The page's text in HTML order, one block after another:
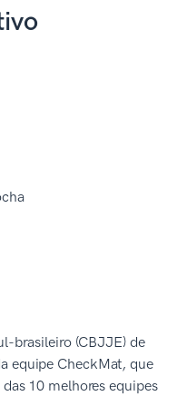
brasileiro (CBJJE) de
equipe CheckMat, que
10 melhores equipes